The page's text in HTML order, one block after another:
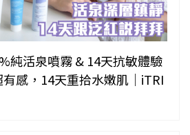
純活泉噴霧 & 14天抗敏體驗
感，14天重拾水嫩肌｜iTRI